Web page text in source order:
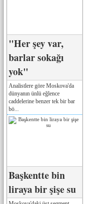
"Her şey var,
barlar sokağı
yok"
Analistlere göre Moskova'da
dünyanın ünlü eğlence
caddelerine benzer tek bir bar
bö...
Başkentte bin
liraya bir şişe su